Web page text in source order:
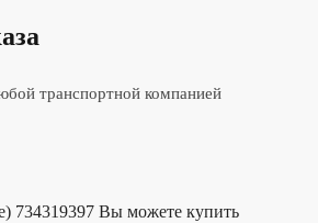
транспортной компанией
734319397 Вы можете купить